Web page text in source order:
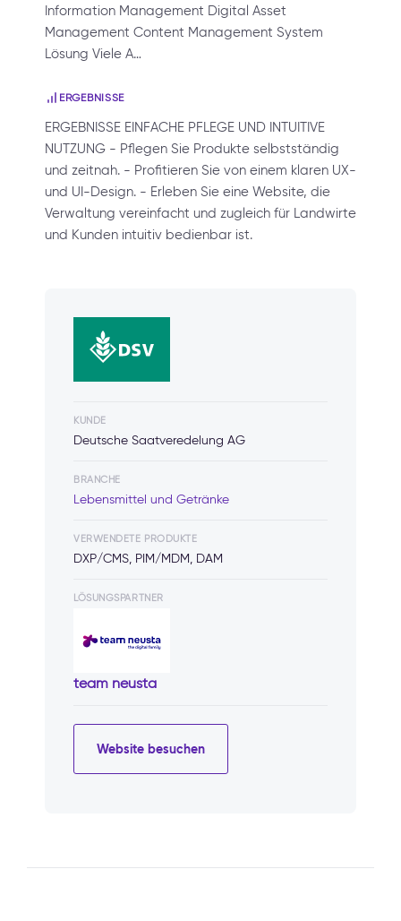
Information Management Digital Asset
Management Content Management System
Lösung Viele A…
ERGEBNISSE
ERGEBNISSE EINFACHE PFLEGE UND INTUITIVE
NUTZUNG - Pflegen Sie Produkte selbstständig
und zeitnah. - Profitieren Sie von einem klaren UX-
und UI-Design. - Erleben Sie eine Website, die
Verwaltung vereinfacht und zugleich für Landwirte
und Kunden intuitiv bedienbar ist.
KUNDE
Deutsche Saatveredelung AG
BRANCHE
Lebensmittel und Getränke
VERWENDETE PRODUKTE
DXP/CMS, PIM/MDM, DAM
LÖSUNGSPARTNER
team neusta
Website besuchen